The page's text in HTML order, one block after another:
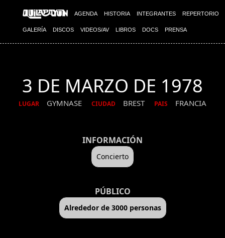
AGENDA HISTORIA INTEGRANTES REPERTORIO
GALERÍA DISCOS VIDEOS/AV LIBROS DOCS PRENSA
3 DE MARZO DE 1978
LUGAR GYMNASE CIUDAD BREST PAIS FRANCIA
INFORMACIÓN
Concierto
PÚBLICO
Alrededor de 3000 personas